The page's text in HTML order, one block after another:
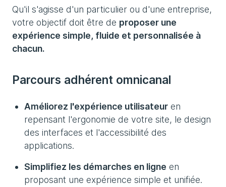
Qu'il s'agisse d'un particulier ou d'une entreprise,
votre objectif doit être de proposer une
expérience simple, fluide et personnalisée à
chacun.
Parcours adhérent omnicanal
Améliorez l'expérience utilisateur en
repensant l'ergonomie de votre site, le design
des interfaces et l'accessibilité des
applications.
Simplifiez les démarches en ligne en
proposant une expérience simple et unifiée.